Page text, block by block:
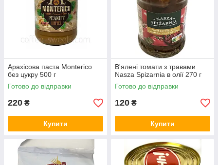
Арахісова паста Monterico
без цукру 500 г
Готово до відправки
220 ₴
Купити
В'ялені томати з травами
Nasza Spizarnia в олії 270 г
Готово до відправки
120 ₴
Купити